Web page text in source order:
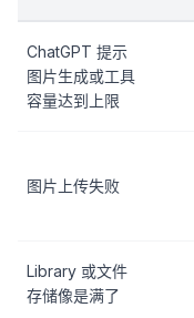
ChatGPT 提示
图片生成或工具
容量达到上限
图片上传失败
Library 或文件
存储像是满了